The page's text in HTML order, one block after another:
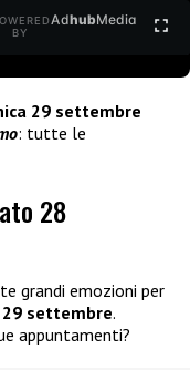
BY
AdhubMedia
29 settembre
: tutte le
28
grandi emozioni per
29 settembre.
appuntamenti?